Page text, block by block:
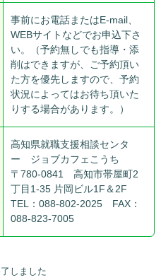
事前にお電話またはE-mail、
WEBサイトなどでお申込下さ
い。（予約無しでも指導・添
削はできますが、ご予約頂い
た方を優先しますので、予約
状況によってはお待ち頂いた
りする場合があります。）
高知県就職支援相談センタ
ー ジョブカフェこうち
〒780-0841 高知市帯屋町2
丁目1-35 片岡ビル1F＆2F
TEL：088-802-2025 FAX：
088-823-7005
しました